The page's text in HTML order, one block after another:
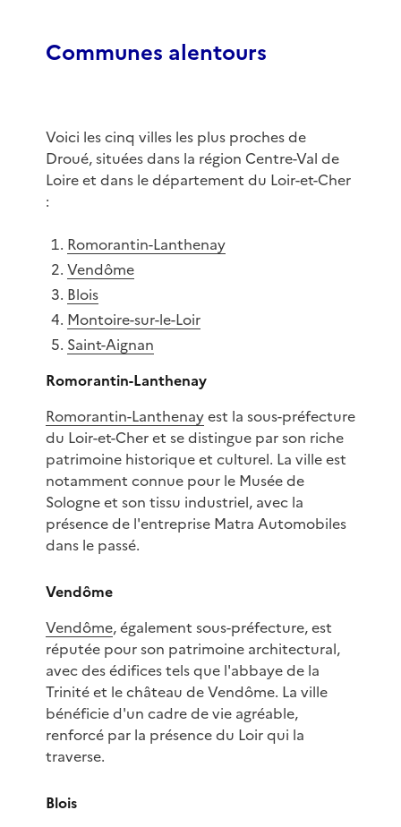
Communes alentours
Voici les cinq villes les plus proches de
Droué, situées dans la région Centre-Val de
Loire et dans le département du Loir-et-Cher
:
Romorantin-Lanthenay
Vendôme
Blois
Montoire-sur-le-Loir
Saint-Aignan
Romorantin-Lanthenay
Romorantin-Lanthenayest la sous-préfecture
du Loir-et-Cher et se distingue par son riche
patrimoine historique et culturel. La ville est
notamment connue pour le Musée de
Sologne et son tissu industriel, avec la
présence de l'entreprise Matra Automobiles
dans le passé.
Vendôme
Vendôme, également sous-préfecture, est
réputée pour son patrimoine architectural,
avec des édifices tels que l'abbaye de la
Trinité et le château de Vendôme. La ville
bénéficie d'un cadre de vie agréable,
renforcé par la présence du Loir qui la
traverse.
Blois